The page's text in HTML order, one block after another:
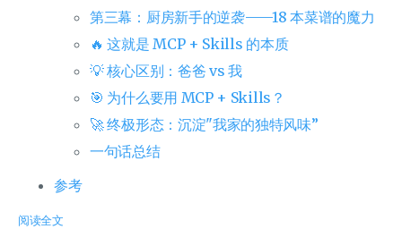
第三幕：厨房新手的逆袭——18 本菜谱的魔力
🔥 这就是 MCP + Skills 的本质
💡 核心区别：爸爸 vs 我
🎯 为什么要用 MCP + Skills？
🚀 终极形态：沉淀"我家的独特风味”
一句话总结
参考
阅读全文